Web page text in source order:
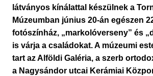
látványos kínálattal készülnek a
Múzeumban június 20-án egészen
fotószínház, „markolóverseny” és
is várja a családokat. A múzeumi
tart az Alföldi Galéria, a szerb
a Nagysándor utcai Kerámiai